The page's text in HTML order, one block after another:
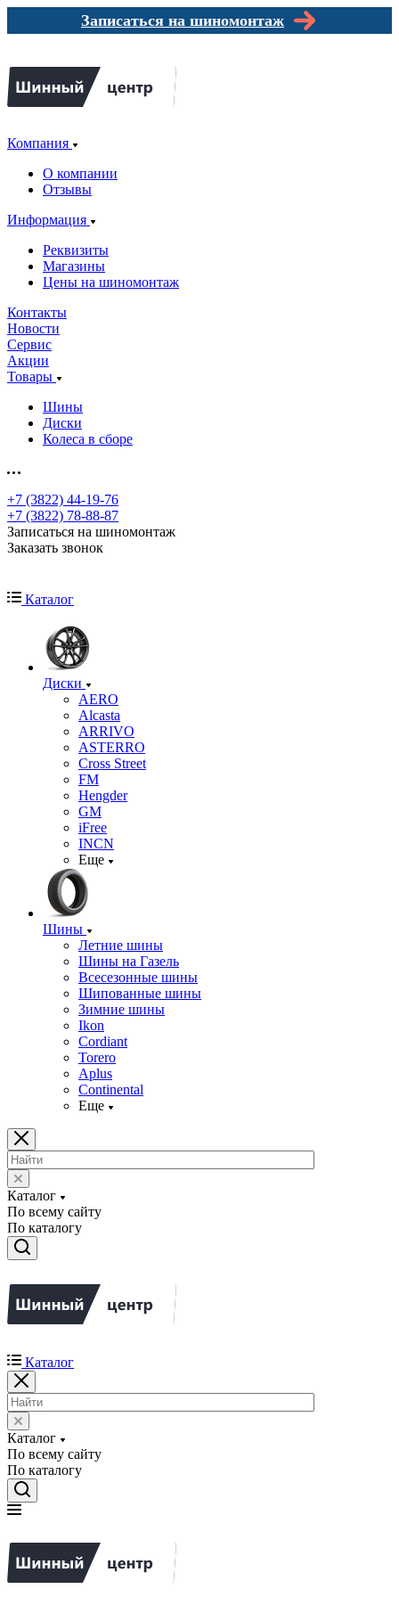
Записаться на шиномонтаж
Компания
О компании
Отзывы
Информация
Реквизиты
Магазины
Цены на шиномонтаж
Контакты
Новости
Сервис
Акции
Товары
Шины
Диски
Колеса в сборе
+7 (3822) 44-19-76
+7 (3822) 78-88-87
Записаться на шиномонтаж
Заказать звонок
Каталог
Диски
AERO
Alcasta
ARRIVO
ASTERRO
Cross Street
FM
Hengder
GM
iFree
INCN
Еще
Шины
Летние шины
Шины на Газель
Всесезонные шины
Шипованные шины
Зимние шины
Ikon
Cordiant
Torero
Aplus
Continental
Еще
Каталог
По всему сайту
По каталогу
Каталог
Каталог
По всему сайту
По каталогу